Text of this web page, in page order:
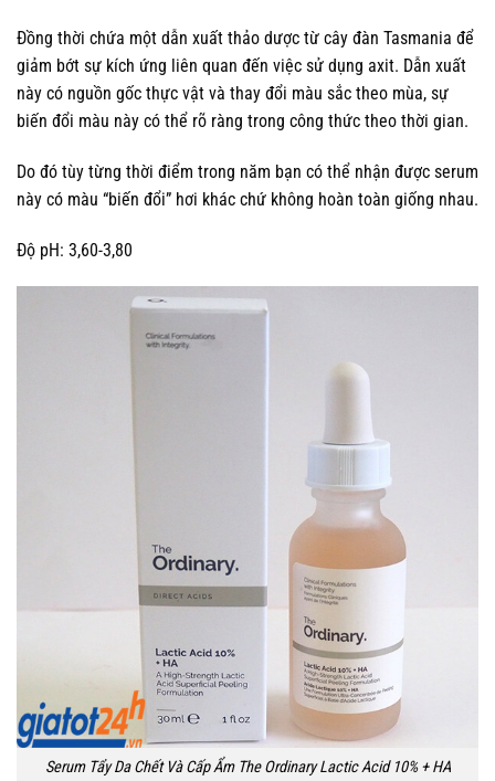
Đồng thời chứa một dẫn xuất thảo dược từ cây đàn Tasmania để
giảm bớt sự kích ứng liên quan đến việc sử dụng axit. Dẫn xuất
này có nguồn gốc thực vật và thay đổi màu sắc theo mùa, sự
biến đổi màu này có thể rõ ràng trong công thức theo thời gian.
Do đó tùy từng thời điểm trong năm bạn có thể nhận được serum
này có màu “biến đổi” hơi khác chứ không hoàn toàn giống nhau.
Độ pH: 3,60-3,80
Serum Tẩy Da Chết Và Cấp Ẩm The Ordinary Lactic Acid 10% + HA